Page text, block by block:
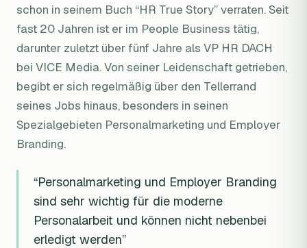
schon in seinem Buch “HR True Story” verraten. Seit
fast 20 Jahren ist er im People Business tätig,
darunter zuletzt über fünf Jahre als VP HR DACH
bei VICE Media. Von seiner Leidenschaft getrieben,
begibt er sich regelmäßig über den Tellerrand
seines Jobs hinaus, besonders in seinen
Spezialgebieten Personalmarketing und Employer
Branding.
“Personalmarketing und Employer Branding
sind sehr wichtig für die moderne
Personalarbeit und können nicht nebenbei
erledigt werden”